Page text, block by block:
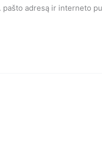
adresą ir interneto